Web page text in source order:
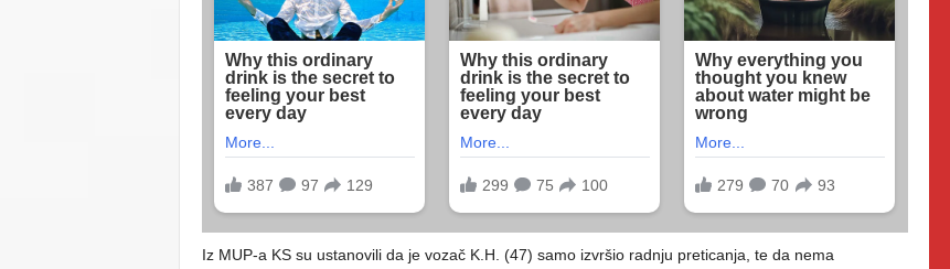
Iz MUP-a KS su ustanovili da je vozač K.H. (47) samo izvršio radnju preticanja, te da nema